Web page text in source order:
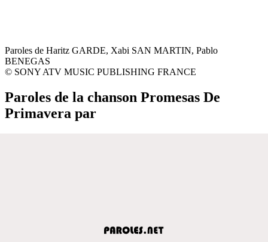
Paroles de Haritz GARDE, Xabi SAN MARTIN, Pablo
BENEGAS
© SONY ATV MUSIC PUBLISHING FRANCE
Paroles de la chanson Promesas De
Primavera par